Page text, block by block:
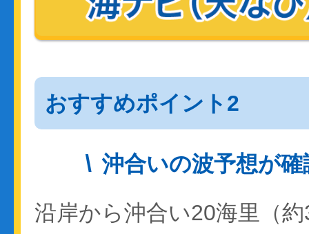
おすすめポイント2
沖合いの波予想が
沿岸から沖合い20海里（